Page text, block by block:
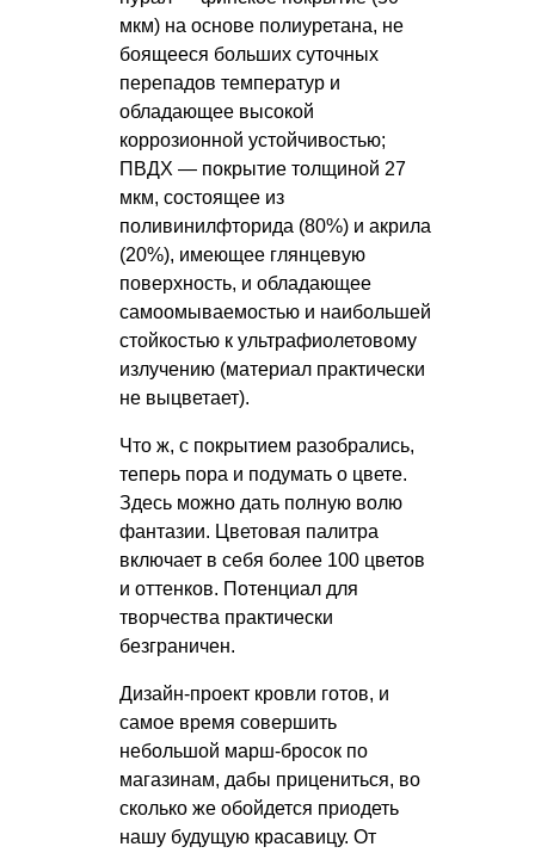
мкм) на основе полиуретана, не
боящееся больших суточных
перепадов температур и
обладающее высокой
коррозионной устойчивостью;
ПВДХ — покрытие толщиной 27
мкм, состоящее из
поливинилфторида (80%) и акрила
(20%), имеющее глянцевую
поверхность, и обладающее
самоомываемостью и наибольшей
стойкостью к ультрафиолетовому
излучению (материал практически
не выцветает).
Что ж, с покрытием разобрались,
теперь пора и подумать о цвете.
Здесь можно дать полную волю
фантазии. Цветовая палитра
включает в себя более 100 цветов
и оттенков. Потенциал для
творчества практически
безграничен.
Дизайн-проект кровли готов, и
самое время совершить
небольшой марш-бросок по
магазинам, дабы прицениться, во
сколько же обойдется приодеть
нашу будущую красавицу. От